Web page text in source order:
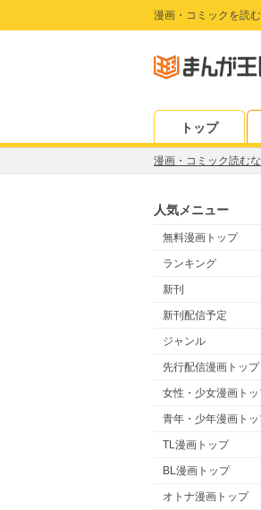
漫画・コミックを読
トップ
漫画・コミック読む
人気メニュー
無料漫画トップ
ランキング
新刊
新刊配信予定
ジャンル
先行配信漫画トップ
女性・少女漫画ト
青年・少年漫画ト
TL漫画トップ
BL漫画トップ
オトナ漫画トップ